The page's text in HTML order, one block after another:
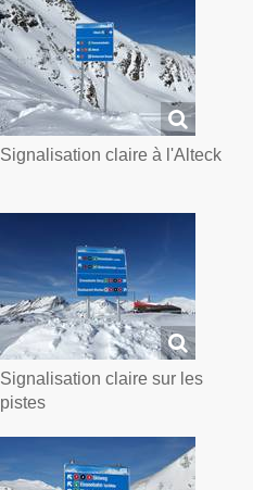
Signalisation claire à l'Alteck
Signalisation claire sur les
pistes